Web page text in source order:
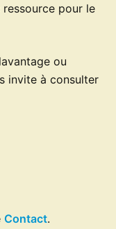
pour le
ou
invite à consulter
Contact.